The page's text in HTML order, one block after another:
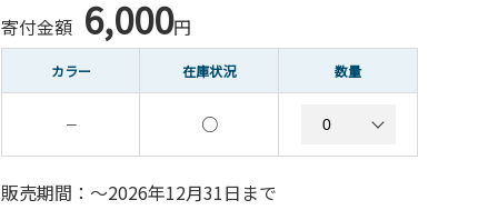
寄付金額 6,000円
カラー 在庫状況 数量
－ ○
販売期間：〜2026年12月31日まで